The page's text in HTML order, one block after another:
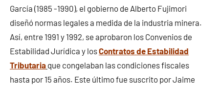
García (1985 -1990), el gobierno de Alberto Fujimori
diseñó normas legales a medida de la industria minera.
Así, entre 1991 y 1992, se aprobaron los Convenios de
Estabilidad Jurídica y losContratos de Estabilidad
Tributaria que congelaban las condiciones fiscales
hasta por 15 años. Este último fue suscrito por Jaime